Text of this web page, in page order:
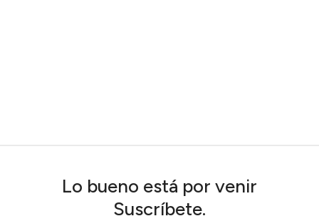
Lo bueno está por venir
Suscríbete.